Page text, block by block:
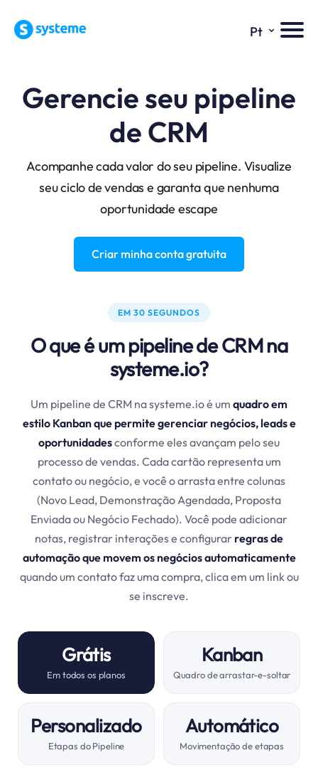
Pt ⌄
Gerencie seu pipeline
de CRM
Acompanhe cada valor do seu pipeline. Visualize
seu ciclo de vendas e garanta que nenhuma
oportunidade escape
Criar minha conta gratuita
EM 30 SEGUNDOS
O que é um pipeline de CRM na
systeme.io?
Um pipeline de CRM na systeme.io é um quadro em
estilo Kanban que permite gerenciar negócios, leads e
oportunidadesconforme eles avançam pelo seu
processo de vendas. Cada cartão representa um
contato ou negócio, e você o arrasta entre colunas
(Novo Lead, Demonstração Agendada, Proposta
Enviada ou Negócio Fechado). Você pode adicionar
notas, registrar interações e configurar regras de
automação que movem os negócios automaticamente
quando um contato faz uma compra, clica em um link ou
se inscreve.
Grátis
Em todos os planos
Kanban
Quadro de arrastar-e-soltar
Personalizado
Etapas do Pipeline
Automático
Movimentação de etapas